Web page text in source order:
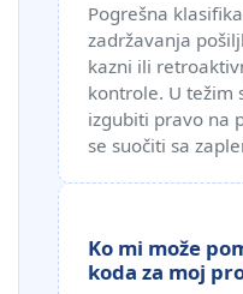
Pogrešna
zadržavanja
kazni ili
kontrole. U težim
izgubiti pravo na
se suočiti sa
Ko mi može
koda za moj